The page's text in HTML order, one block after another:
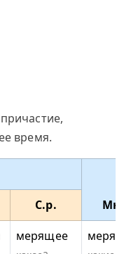
время.
С.р.
мерящее